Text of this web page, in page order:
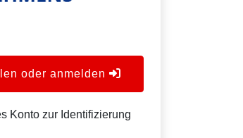
oder anmelden
Konto zur Identifizierung